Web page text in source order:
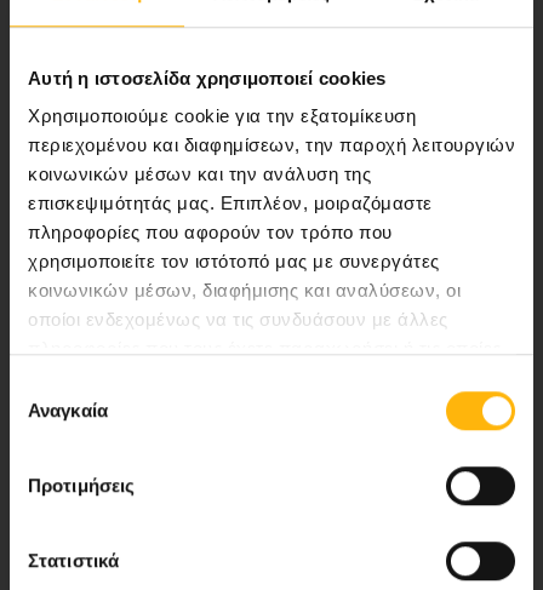
Αυτή η ιστοσελίδα χρησιμοποιεί cookies
Χρησιμοποιούμε cookie για την εξατομίκευση
περιεχομένου και διαφημίσεων, την παροχή λειτουργιών
κοινωνικών μέσων και την ανάλυση της
επισκεψιμότητάς μας. Επιπλέον, μοιραζόμαστε
πληροφορίες που αφορούν τον τρόπο που
χρησιμοποιείτε τον ιστότοπό μας με συνεργάτες
κοινωνικών μέσων, διαφήμισης και αναλύσεων, οι
οποίοι ενδεχομένως να τις συνδυάσουν με άλλες
των υπηρεσιών τους.
συγκατάθεσης
Αναγκαία
Προτιμήσεις
Στατιστικά
8ο χλμ. Π.Ε.Ο Λάρισας- Αθηνών, 41 500, Λάρισα
Τηλ. Κέντρο: 2410 996000,
Επικοινωνία